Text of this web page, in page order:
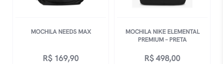
MOCHILA NEEDS MAX
R$ 169,90
MOCHILA NIKE ELEMENTAL
PREMIUM – PRETA
R$498,00